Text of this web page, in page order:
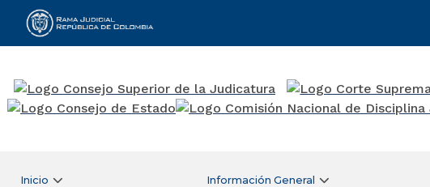
Rama Judicial
Inicio Información General